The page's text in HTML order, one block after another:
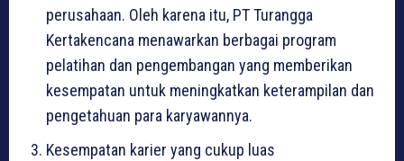
perusahaan. Oleh karena itu, PT Turangga
Kertakencana menawarkan berbagai program
pelatihan dan pengembangan yang memberikan
kesempatan untuk meningkatkan keterampilan dan
pengetahuan para karyawannya.
Kesempatan karier yang cukup luas